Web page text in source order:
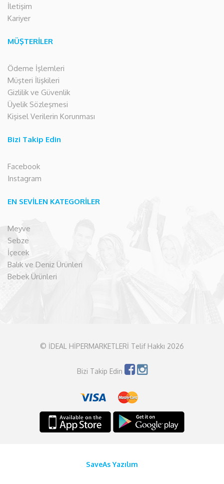
İletişim
Kariyer
MÜŞTERİLER
Ödeme İşlemleri
Müşteri İlişkileri
Gizlilik ve Güvenlik
Üyelik Sözleşmesi
Kişisel Verilerin Korunması
Bizi Takip Edin
Facebook
Instagram
EN SEVİLEN KATEGORİLER
Meyve
Sebze
İçecek
Balık ve Deniz Ürünleri
Bebek Ürünleri
© İDEAL HİPERMARKETLERİ Telif Hakkı 2026
Bizi Takip Edin
SaveAs Yazılım